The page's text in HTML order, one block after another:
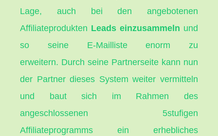
Lage, auch bei den angebotenen
Affiliateprodukten Leads einzusammeln und
so seine E-Mailliste enorm zu
erweitern. Durch seine Partnerseite kann nun
der Partner dieses System weiter vermitteln
und baut sich im Rahmen des
angeschlossenen 5stufigen
Affiliateprogramms ein erhebliches